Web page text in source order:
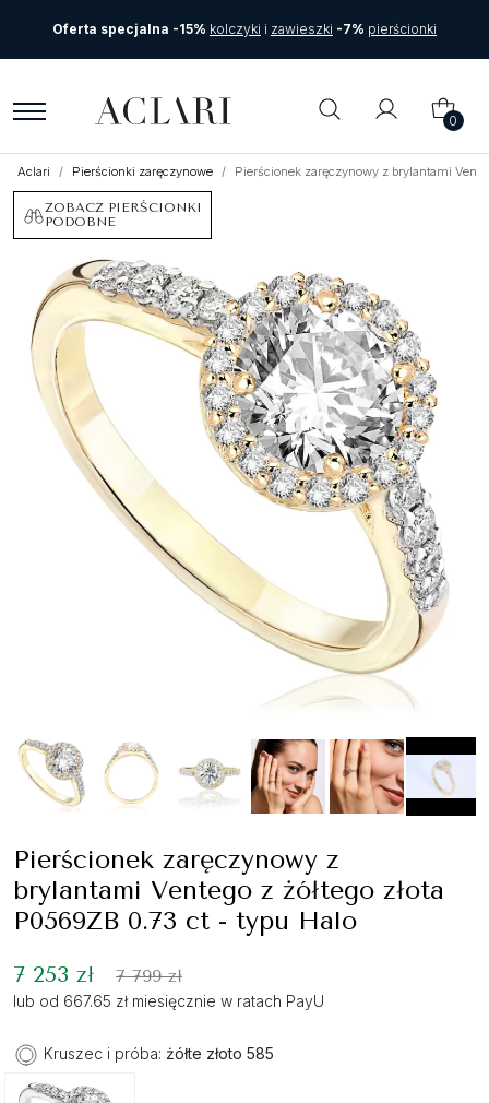
Oferta specjalna -15% kolczyki i zawieszki -7% pierścionki
0
Aclari Pierścionki zaręczynowe Pierścionek zaręczynowy z brylantami
ZOBACZ PIERŚCIONKI
PODOBNE
Pierścionek zaręczynowy z
brylantami Ventego z żółtego złota
P0569ZB 0.73 ct - typu Halo
7 253 zł 7 799 zł
lub od 667.65 zł miesięcznie w ratach PayU
Kruszec i próba: żółte złoto 585